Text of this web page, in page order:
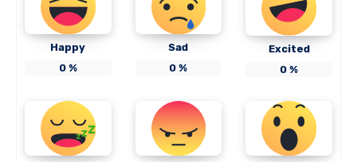
Happy
0%
Sad
0 %
Excited
0 %